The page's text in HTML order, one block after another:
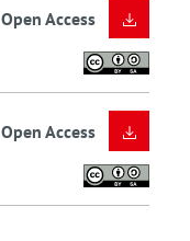
Open Access
Open Access